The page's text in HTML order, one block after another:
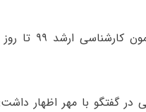
در گفتگو با مهر اظهار